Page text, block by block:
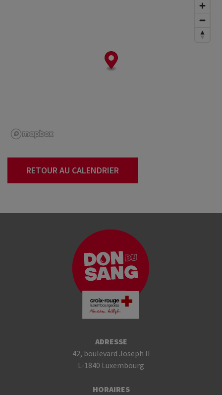
RETOUR AU CALENDRIER
ADRESSE
42, boulevard Joseph II
L-1840 Luxembourg
HORAIRES